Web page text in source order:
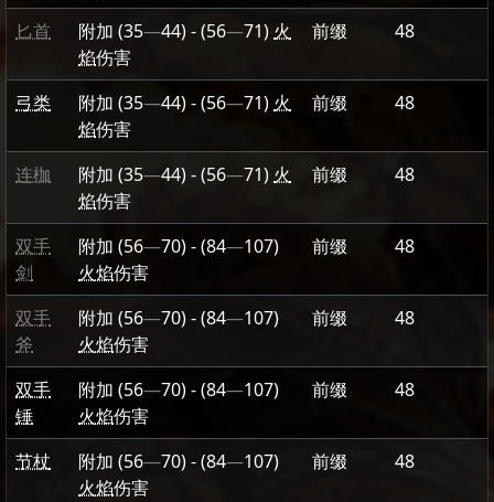
匕首 附加 (35—44)-(56—71) 火
焰伤害
前缀 48
弓类 附加 (35—44)-(56—71) 火
焰伤害
前缀 48
连枷 附加 (35—44)-(56—71) 火
焰伤害
前缀 48
双手
剑
附加 (56—70)-(84—107)
火焰伤害
前缀 48
双手
斧
附加 (56—70)-(84—107)
火焰伤害
前缀 48
双手
锤
附加 (56—70)-(84—107)
火焰伤害
前缀 48
节杖 附加 (56—70)-(84—107)
火焰伤害
前缀 48